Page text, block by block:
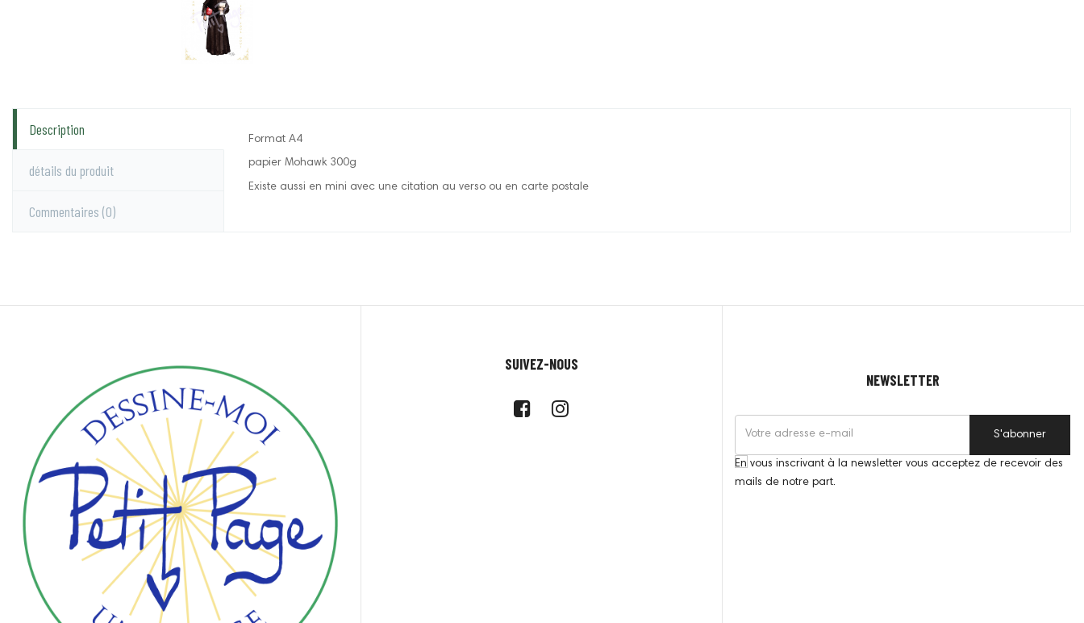
Description
détails du produit
Commentaires (0)
Format A4
papier Mohawk 300g
Existe aussi en mini avec une citation au verso ou en carte postale
SUIVEZ-NOUS
NEWSLETTER
S'abonner
En vous inscrivant à la newsletter vous acceptez de recevoir des
mails de notre part.